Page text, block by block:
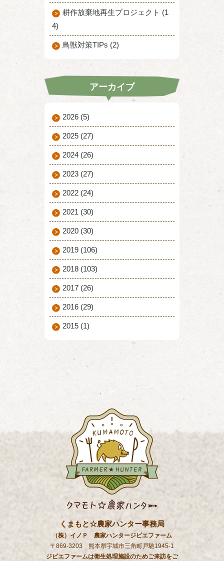
耕作放棄地再生プロジェクト (1
4)
鳥獣対策TIPs (2)
アーカイブ
2026 (5)
2025 (27)
2024 (26)
2023 (27)
2022 (24)
2021 (30)
2020 (30)
2019 (106)
2018 (103)
2017 (26)
2016 (29)
2015 (1)
くまもと☆農家ハンター事務局
（株）イノＰ 農家ハンタージビエファーム
〒869-3203 熊本県宇城市三角町戸馳1945-1
ジビエファームは衛生処理施設のためご来訪をご